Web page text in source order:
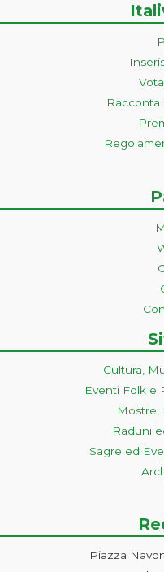
Racconta
Cultura,
Eventi Folk e
Mostre,
Raduni
Sagre ed
Piazza